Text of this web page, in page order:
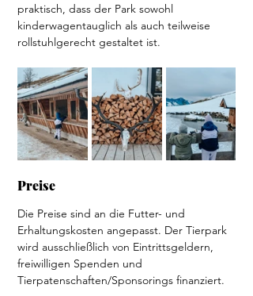
praktisch, dass der Park sowohl
kinderwagentauglich als auch teilweise
rollstuhlgerecht gestaltet ist.
Preise
Die Preise sind an die Futter- und
Erhaltungskosten angepasst. Der Tierpark
wird ausschließlich von Eintrittsgeldern,
freiwilligen Spenden und
Tierpatenschaften/Sponsorings finanziert.